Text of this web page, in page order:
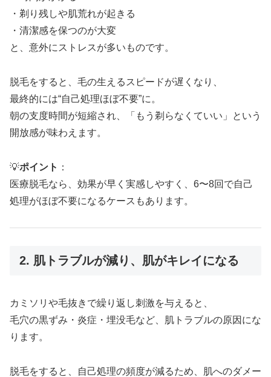
・剃り残しや肌荒れが起きる
・清潔感を保つのが大変
と、意外にストレスが多いものです。
脱毛をすると、毛の生えるスピードが遅くなり、
最終的には“自己処理ほぼ不要”に。
朝の支度時間が短縮され、「もう剃らなくていい」という
開放感が味わえます。
💡ポイント ：
医療脱毛なら、効果が早く実感しやすく、6〜8回で自己
処理がほぼ不要になるケースもあります。
2. 肌トラブルが減り、肌がキレイになる
カミソリや毛抜きで繰り返し刺激を与えると、
毛穴の黒ずみ・炎症・埋没毛など、肌トラブルの原因にな
ります。
脱毛をすると、自己処理の頻度が減るため、肌へのダメー